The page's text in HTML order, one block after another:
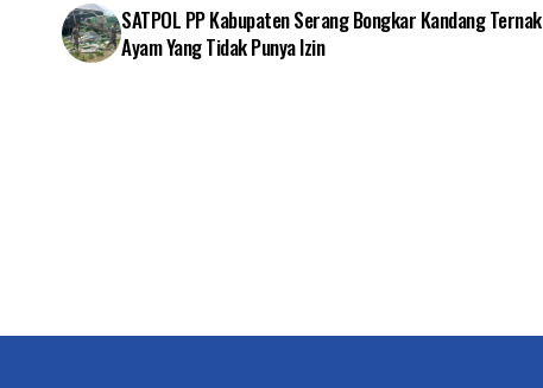
SATPOL PP Kabupaten Serang Bongkar Kandang Ternak
Ayam Yang Tidak Punya Izin